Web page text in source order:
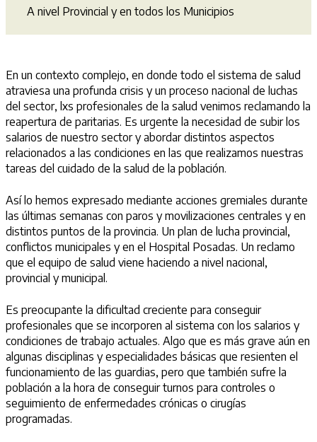
A nivel Provincial y en todos los Municipios
En un contexto complejo, en donde todo el sistema de salud
atraviesa una profunda crisis y un proceso nacional de luchas
del sector, lxs profesionales de la salud venimos reclamando la
reapertura de paritarias. Es urgente la necesidad de subir los
salarios de nuestro sector y abordar distintos aspectos
relacionados a las condiciones en las que realizamos nuestras
tareas del cuidado de la salud de la población.
Así lo hemos expresado mediante acciones gremiales durante
las últimas semanas con paros y movilizaciones centrales y en
distintos puntos de la provincia. Un plan de lucha provincial,
conflictos municipales y en el Hospital Posadas. Un reclamo
que el equipo de salud viene haciendo a nivel nacional,
provincial y municipal.
Es preocupante la dificultad creciente para conseguir
profesionales que se incorporen al sistema con los salarios y
condiciones de trabajo actuales. Algo que es más grave aún en
algunas disciplinas y especialidades básicas que resienten el
funcionamiento de las guardias, pero que también sufre la
población a la hora de conseguir turnos para controles o
seguimiento de enfermedades crónicas o cirugías
programadas.